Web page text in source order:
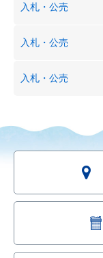
入札・公売
入札・公売
入札・公売